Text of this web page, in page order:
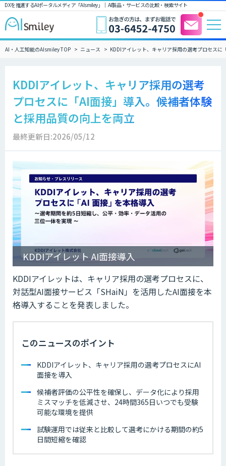
DXを推進するAIポータルメディア「AIsmiley」｜ AI製品・サービスの比較・検索サイト
AI・人工知能のAIsmiley TOP ニュース KDDIアイレット、キャリア採用の選考プロセス
KDDIアイレット、キャリア採用の選考
プロセスに「AI面接」導入。候補者体験
と採用品質の向上を両立
最終更新日:2026/05/12
KDDIアイレット AI面接導入
KDDIアイレットは、キャリア採用の選考プロセスに、
対話型AI面接サービス「SHaiN」を活用したAI面接を本
格導入することを発表しました。
このニュースのポイント
KDDIアイレット、キャリア採用の選考プロセスにAI
面接を導入
候補者評価の公平性を確保し、データ化により採用
ミスマッチを低減させ、24時間365日いつでも受験
可能な環境を提供
試験運用では従来と比較して選考にかける期間の約5
日間短縮を確認